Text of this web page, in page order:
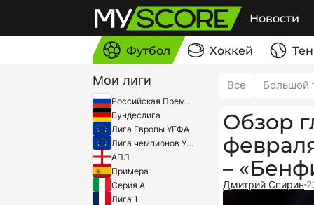
Новости
Футбол Хоккей
Мои лиги
Российская Премьер-Лига
Бундеслига
Лига Европы УЕФА
Лига чемпионов УЕФА
АПЛ
Примера
Серия A
Лига 1
Все Большой
Обзор
–
Дмитрий Спирин